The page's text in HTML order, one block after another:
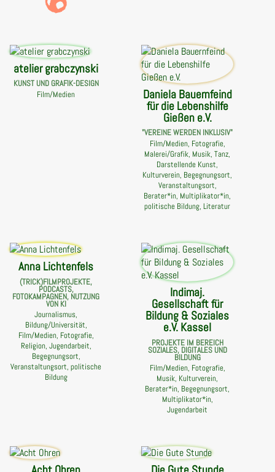
atelier grabczynski
KUNST UND GRAFIK-DESIGN
Film/Medien
Daniela Bauernfeind
für die Lebenshilfe
Gießen e.V.
"VEREINE WERDEN INKLUSIV"
Film/Medien, Fotografie,
Malerei/Grafik, Musik, Tanz,
Darstellende Kunst,
Kulturverein, Begegnungsort,
Veranstaltungsort,
Berater*in, Multiplikator*in,
politische Bildung, Literatur
Anna Lichtenfels
(TRICK)FILMPROJEKTE,
PODCASTS,
FOTOKAMPAGNEN, NUTZUNG
VON KI
Journalismus,
Bildung/Universität,
Film/Medien, Fotografie,
Religion, Jugendarbeit,
Begegnungsort,
Veranstaltungsort, politische
Bildung
Indimaj.
Gesellschaft für
Bildung & Soziales
e.V. Kassel
PROJEKTE IM BEREICH
SOZIALES, DIGITALES UND
BILDUNG
Film/Medien, Fotografie,
Musik, Kulturverein,
Berater*in, Begegnungsort,
Multiplikator*in,
Jugendarbeit